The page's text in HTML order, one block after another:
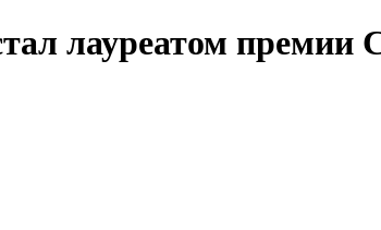
лауреатом премии